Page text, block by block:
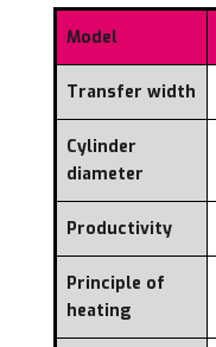
Model
Transfer width
Cylinder
diameter
Productivity
Principle of
heating